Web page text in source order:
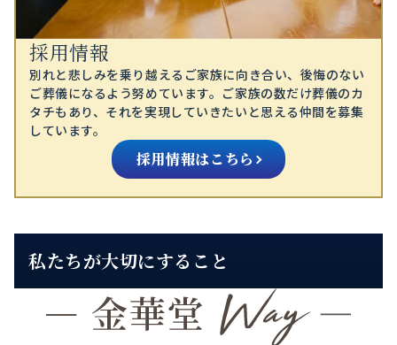
採用情報
別れと悲しみを乗り越えるご家族に向き合い、後悔のない
ご葬儀になるよう努めています。ご家族の数だけ葬儀のカ
タチもあり、それを実現していきたいと思える仲間を募集
しています。
採用情報はこちら
私たちが大切にすること